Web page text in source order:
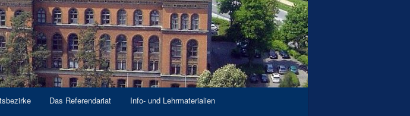
Das Referendariat Info- und Lehrmaterialien